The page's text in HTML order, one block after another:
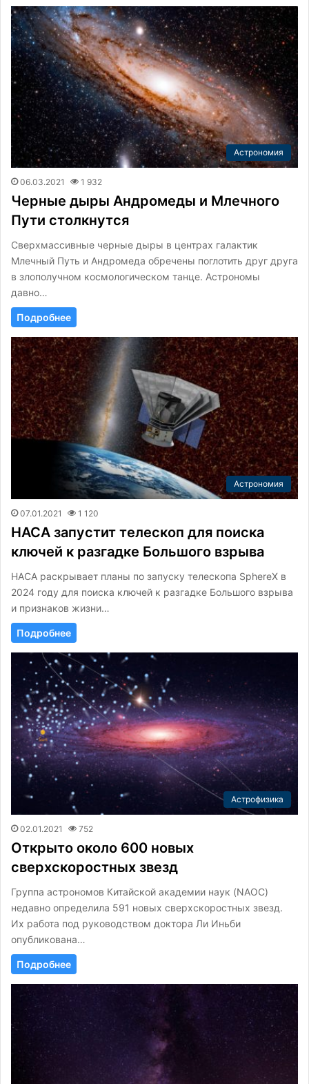
Астрономия
06.03.2021 1 932
Черные дыры Андромеды и Млечного
Пути столкнутся
Сверхмассивные черные дыры в центрах галактик
Млечный Путь и Андромеда обречены поглотить друг друга
в злополучном космологическом танце. Астрономы
давно…
Подробнее
Астрономия
07.01.2021 1 120
НАСА запустит телескоп для поиска
ключей к разгадке Большого взрыва
НАСА раскрывает планы по запуску телескопа SphereX в
2024 году для поиска ключей к разгадке Большого взрыва
и признаков жизни…
Подробнее
Астрофизика
02.01.2021 752
Открыто около 600 новых
сверхскоростных звезд
Группа астрономов Китайской академии наук (NAOC)
недавно определила 591 новых сверхскоростных звезд.
Их работа под руководством доктора Ли Иньби
опубликована…
Подробнее